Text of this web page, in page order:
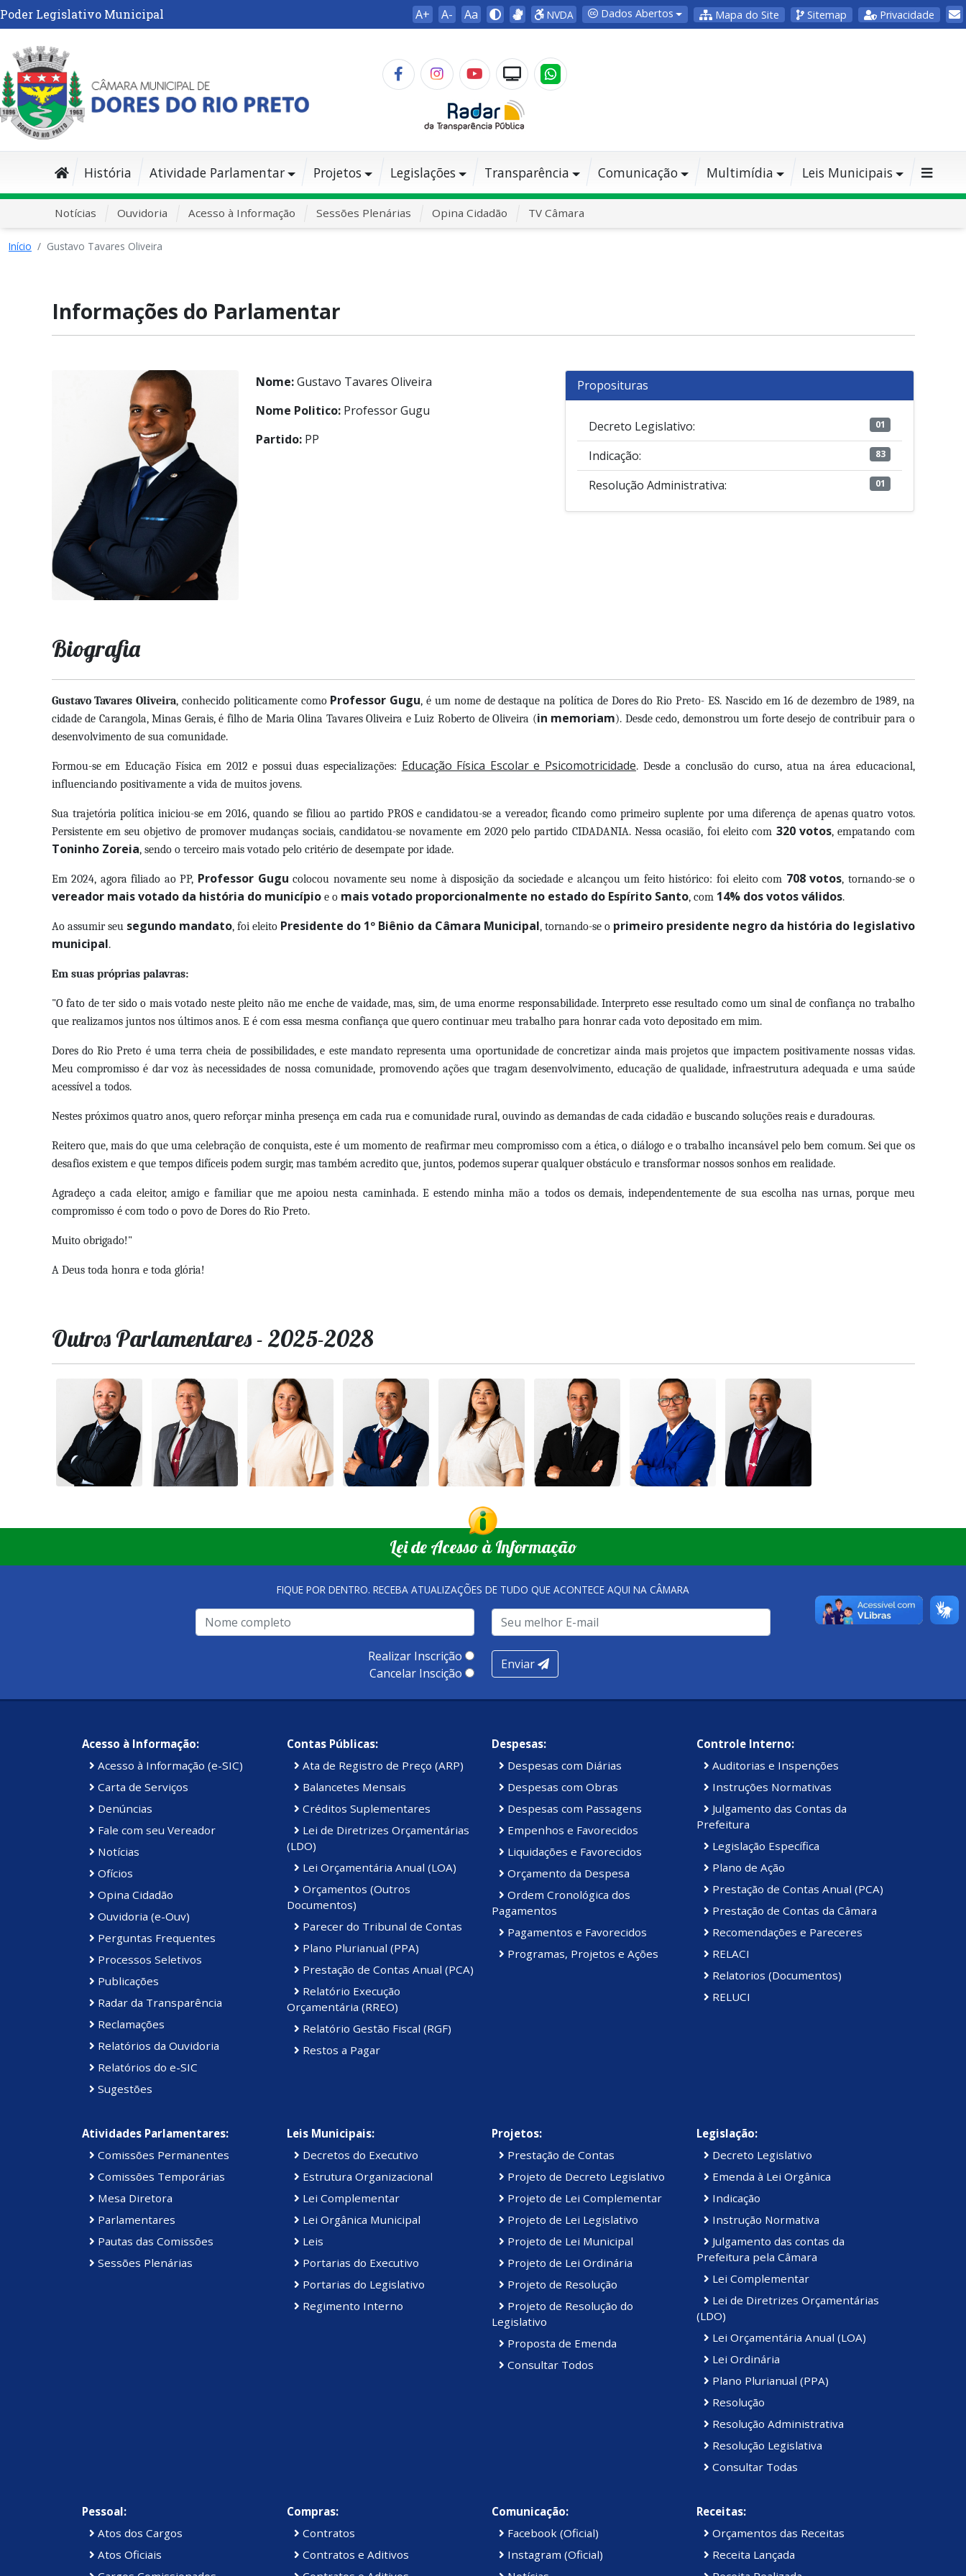
Poder Legislativo Municipal A+ A- Aa NVDA Dados Abertos Mapa do Site Sitemap Privacidade
História Atividade Parlamentar Projetos Legislações Transparência Comunicação Multimídia Leis Municipais
Notícias Ouvidoria Acesso à Informação Sessões Plenárias Opina Cidadão TV Câmara
Início Gustavo Tavares Oliveira
Informações do Parlamentar
Nome:Gustavo Tavares Oliveira
Nome Politico:Professor Gugu
Partido:PP
Proposituras
Decreto Legislativo: 01
Indicação: 83
Resolução Administrativa: 01
Biografia
Gustavo Tavares Oliveira, conhecido politicamente como Professor Gugu, é um nome de destaque na política de Dores do Rio Preto- ES. Nascido em 16 de dezembro de 1989, na
cidade de Carangola, Minas Gerais, é filho de Maria Olina Tavares Oliveira e Luiz Roberto de Oliveira (in memoriam). Desde cedo, demonstrou um forte desejo de contribuir para o
desenvolvimento de sua comunidade.
Formou-se em Educação Física em 2012 e possui duas especializações: Educação Física Escolar e Psicomotricidade. Desde a conclusão do curso, atua na área educacional,
influenciando positivamente a vida de muitos jovens.
Sua trajetória política iniciou-se em 2016, quando se filiou ao partido PROS e candidatou-se a vereador, ficando como primeiro suplente por uma diferença de apenas quatro votos.
Persistente em seu objetivo de promover mudanças sociais, candidatou-se novamente em 2020 pelo partido CIDADANIA. Nessa ocasião, foi eleito com 320 votos, empatando com
Toninho Zoreia, sendo o terceiro mais votado pelo critério de desempate por idade.
Em 2024, agora filiado ao PP, Professor Gugu colocou novamente seu nome à disposição da sociedade e alcançou um feito histórico: foi eleito com 708 votos, tornando-se o
vereador mais votado da história do municípioe o mais votado proporcionalmente no estado do Espírito Santo, com 14% dos votos válidos.
Ao assumir seu segundo mandato, foi eleito Presidente do 1º Biênio da Câmara Municipal, tornando-se o primeiro presidente negro da história do legislativo
municipal.
Em suas próprias palavras:
"O fato de ter sido o mais votado neste pleito não me enche de vaidade, mas, sim, de uma enorme responsabilidade. Interpreto esse resultado como um sinal de confiança no trabalho
que realizamos juntos nos últimos anos. E é com essa mesma confiança que quero continuar meu trabalho para honrar cada voto depositado em mim.
Dores do Rio Preto é uma terra cheia de possibilidades, e este mandato representa uma oportunidade de concretizar ainda mais projetos que impactem positivamente nossas vidas.
Meu compromisso é dar voz às necessidades de nossa comunidade, promovendo ações que tragam desenvolvimento, educação de qualidade, infraestrutura adequada e uma saúde
acessível a todos.
Nestes próximos quatro anos, quero reforçar minha presença em cada rua e comunidade rural, ouvindo as demandas de cada cidadão e buscando soluções reais e duradouras.
Reitero que, mais do que uma celebração de conquista, este é um momento de reafirmar meu compromisso com a ética, o diálogo e o trabalho incansável pelo bem comum. Sei que os
desafios existem e que tempos difíceis podem surgir, mas também acredito que, juntos, podemos superar qualquer obstáculo e transformar nossos sonhos em realidade.
Agradeço a cada eleitor, amigo e familiar que me apoiou nesta caminhada. E estendo minha mão a todos os demais, independentemente de sua escolha nas urnas, porque meu
compromisso é com todo o povo de Dores do Rio Preto.
Muito obrigado!"
A Deus toda honra e toda glória!
Outros Parlamentares - 2025-2028
Lei de Acesso à Informação
FIQUE POR DENTRO. RECEBA ATUALIZAÇÕES DE TUDO QUE ACONTECE AQUI NA CÂMARA
Realizar Inscrição
Cancelar Inscição
Enviar
Acesso à Informação:
Acesso à Informação (e-SIC)
Carta de Serviços
Denúncias
Fale com seu Vereador
Notícias
Ofícios
Opina Cidadão
Ouvidoria (e-Ouv)
Perguntas Frequentes
Processos Seletivos
Publicações
Radar da Transparência
Reclamações
Relatórios da Ouvidoria
Relatórios do e-SIC
Sugestões
Contas Públicas:
Ata de Registro de Preço (ARP)
Balancetes Mensais
Créditos Suplementares
Lei de Diretrizes Orçamentárias
(LDO)
Lei Orçamentária Anual (LOA)
Orçamentos (Outros
Documentos)
Parecer do Tribunal de Contas
Plano Plurianual (PPA)
Prestação de Contas Anual (PCA)
Relatório Execução
Orçamentária (RREO)
Relatório Gestão Fiscal (RGF)
Restos a Pagar
Despesas:
Despesas com Diárias
Despesas com Obras
Despesas com Passagens
Empenhos e Favorecidos
Liquidações e Favorecidos
Orçamento da Despesa
Ordem Cronológica dos
Pagamentos
Pagamentos e Favorecidos
Programas, Projetos e Ações
Controle Interno:
Auditorias e Inspenções
Instruções Normativas
Julgamento das Contas da
Prefeitura
Legislação Específica
Plano de Ação
Prestação de Contas Anual (PCA)
Prestação de Contas da Câmara
Recomendações e Pareceres
RELACI
Relatorios (Documentos)
RELUCI
Atividades Parlamentares:
Comissões Permanentes
Comissões Temporárias
Mesa Diretora
Parlamentares
Pautas das Comissões
Sessões Plenárias
Leis Municipais:
Decretos do Executivo
Estrutura Organizacional
Lei Complementar
Lei Orgânica Municipal
Leis
Portarias do Executivo
Portarias do Legislativo
Regimento Interno
Projetos:
Prestação de Contas
Projeto de Decreto Legislativo
Projeto de Lei Complementar
Projeto de Lei Legislativo
Projeto de Lei Municipal
Projeto de Lei Ordinária
Projeto de Resolução
Projeto de Resolução do
Legislativo
Proposta de Emenda
Consultar Todos
Legislação:
Decreto Legislativo
Emenda à Lei Orgânica
Indicação
Instrução Normativa
Julgamento das contas da
Prefeitura pela Câmara
Lei Complementar
Lei de Diretrizes Orçamentárias
(LDO)
Lei Orçamentária Anual (LOA)
Lei Ordinária
Plano Plurianual (PPA)
Resolução
Resolução Administrativa
Resolução Legislativa
Consultar Todas
Pessoal:
Atos dos Cargos
Atos Oficiais
Compras:
Contratos
Contratos e Aditivos
Comunicação:
Facebook (Oficial)
Instagram (Oficial)
Receitas:
Orçamentos das Receitas
Receita Lançada